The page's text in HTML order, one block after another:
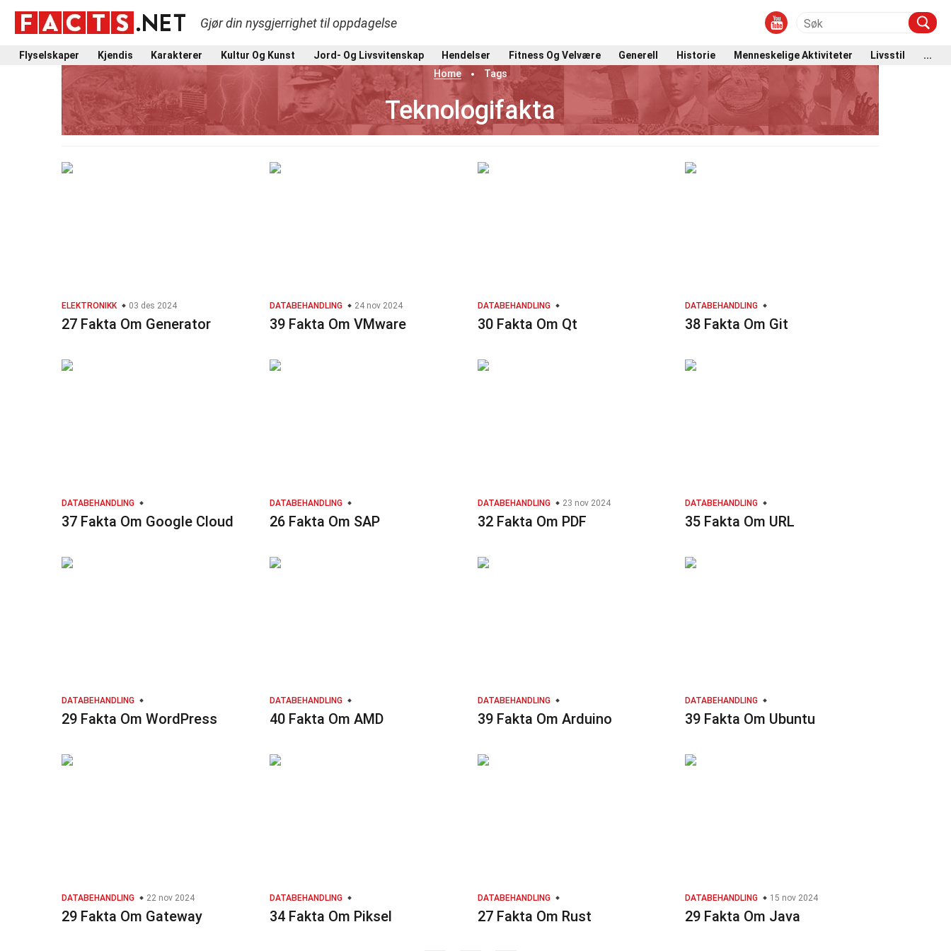
Gjør din nysgjerrighet til oppdagelse
Flyselskaper Kjendis Karakterer Kultur Og Kunst Jord- Og Livsvitenskap Hendelser Fitness Og Velvære Generell Historie Menneskelige Aktiviteter Livsstil
...
Home
Tags
Teknologifakta
ELEKTRONIKK 03 des 2024
27 Fakta Om Generator
DATABEHANDLING 24 nov 2024
39 Fakta Om VMware
DATABEHANDLING
30 Fakta Om Qt
DATABEHANDLING
38 Fakta Om Git
DATABEHANDLING
37 Fakta Om Google Cloud
DATABEHANDLING
26 Fakta Om SAP
DATABEHANDLING 23 nov 2024
32 Fakta Om PDF
DATABEHANDLING
35 Fakta Om URL
DATABEHANDLING
29 Fakta Om WordPress
DATABEHANDLING
40 Fakta Om AMD
DATABEHANDLING
39 Fakta Om Arduino
DATABEHANDLING
39 Fakta Om Ubuntu
DATABEHANDLING 22 nov 2024
29 Fakta Om Gateway
DATABEHANDLING
34 Fakta Om Piksel
DATABEHANDLING
27 Fakta Om Rust
DATABEHANDLING 15 nov 2024
29 Fakta Om Java